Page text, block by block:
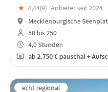
★ 4,44(9) Anbieter seit 2024
Mecklenburgische
50 bis 250
4,0 Stunden
ab2.750 € pauschal +